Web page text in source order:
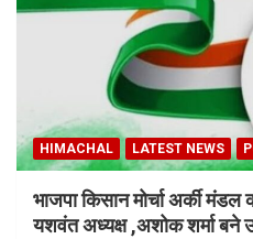
HIMACHAL LATEST NEWS
भाजपा किसान मोर्चा अर्की मंडल
यशवंत अध्यक्ष ,अशोक शर्मा बने